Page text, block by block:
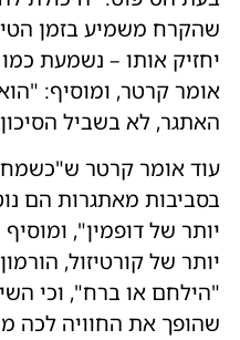
שהקרח משמיע בזמן
יחזיק אותו – נשמעת
אומר קרטר, ומוסיף:
האתגר, לא בשביל
עוד אומר קרטר
בסביבות מאתגרות הם
יותר של דופמין",
יותר של קורטיזול,
"הילחם או ברח", וכי
שהופך את החוויה לכה